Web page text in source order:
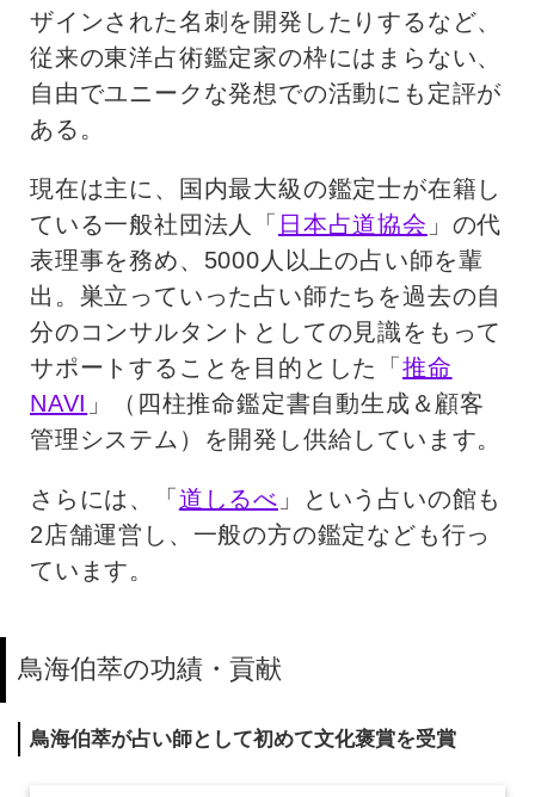
ザインされた名刺を開発したりするなど、
従来の東洋占術鑑定家の枠にはまらない、
自由でユニークな発想での活動にも定評が
ある。
現在は主に、国内最大級の鑑定士が在籍し
ている一般社団法人「 日本占道協会 」の代
表理事を務め、5000人以上の占い師を輩
出。巣立っていった占い師たちを過去の自
分のコンサルタントとしての見識をもって
サポートすることを目的とした「 推命
NAVI 」（四柱推命鑑定書自動生成＆顧客
管理システム）を開発し供給しています。
さらには、「 道しるべ 」という占いの館も
2店舗運営し、一般の方の鑑定なども行っ
ています。
鳥海伯萃の功績・貢献
鳥海伯萃が占い師として初めて文化褒賞を受賞